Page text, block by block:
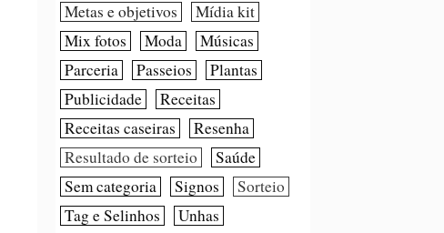
Metas e objetivos
Mídia kit
Mix fotos
Moda
Músicas
Parceria
Passeios
Plantas
Publicidade
Receitas
Receitas caseiras
Resenha
Resultado de sorteio
Saúde
Sem categoria
Signos
Sorteio
Tag e Selinhos
Unhas